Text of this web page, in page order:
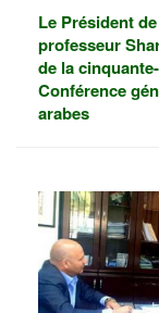
Le Président
professeur
de la
Conférence
arabes